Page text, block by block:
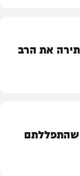
את הרב
שהתפללתם